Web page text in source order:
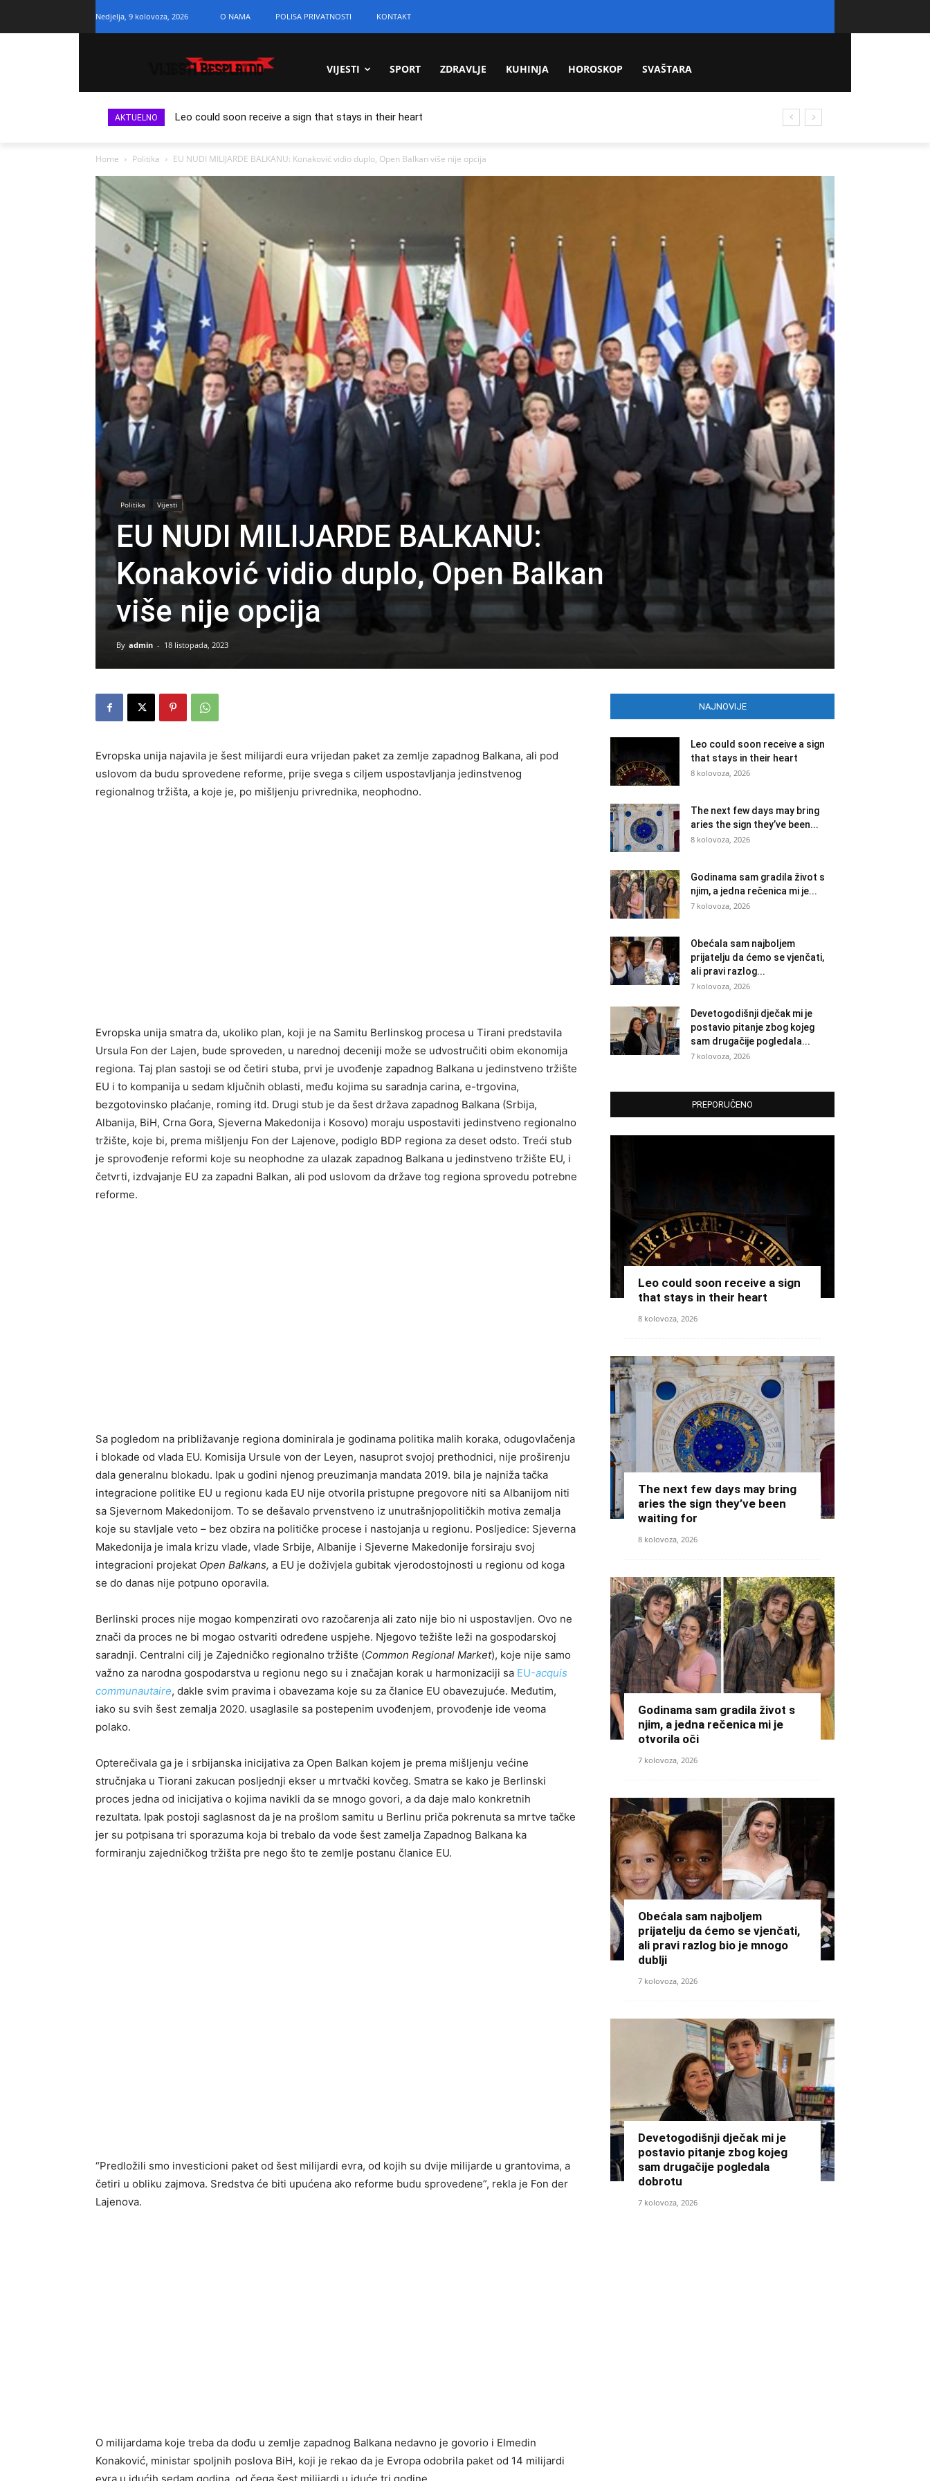
Nedjelja, 9 kolovoza, 2026 O NAMA POLISA PRIVATNOSTI KONTAKT
VIJESTI SPORT ZDRAVLJE KUHINJA HOROSKOP SVAŠTARA
AKTUELNO Leo could soon receive a sign that stays in their heart
Home Politika EU NUDI MILIJARDE BALKANU: Konaković vidio duplo, Open Balkan više nije opcija
Politika Vijesti
EU NUDI MILIJARDE BALKANU:
Konaković vidio duplo, Open Balkan
više nije opcija
By admin - 18 listopada, 2023
Evropska unija najavila je šest milijardi eura vrijedan paket za zemlje zapadnog Balkana, ali pod
uslovom da budu sprovedene reforme, prije svega s ciljem uspostavljanja jedinstvenog
regionalnog tržišta, a koje je, po mišljenju privrednika, neophodno.
Evropska unija smatra da, ukoliko plan, koji je na Samitu Berlinskog procesa u Tirani predstavila
Ursula Fon der Lajen, bude sproveden, u narednoj deceniji može se udvostručiti obim ekonomija
regiona. Taj plan sastoji se od četiri stuba, prvi je uvođenje zapadnog Balkana u jedinstveno tržište
EU i to kompanija u sedam ključnih oblasti, među kojima su saradnja carina, e-trgovina,
bezgotovinsko plaćanje, roming itd. Drugi stub je da šest država zapadnog Balkana (Srbija,
Albanija, BiH, Crna Gora, Sjeverna Makedonija i Kosovo) moraju uspostaviti jedinstveno regionalno
tržište, koje bi, prema mišljenju Fon der Lajenove, podiglo BDP regiona za deset odsto. Treći stub
je sprovođenje reformi koje su neophodne za ulazak zapadnog Balkana u jedinstveno tržište EU, i
četvrti, izdvajanje EU za zapadni Balkan, ali pod uslovom da države tog regiona sprovedu potrebne
reforme.
Sa pogledom na približavanje regiona dominirala je godinama politika malih koraka, odugovlačenja
i blokade od vlada EU. Komisija Ursule von der Leyen, nasuprot svojoj prethodnici, nije proširenju
dala generalnu blokadu. Ipak u godini njenog preuzimanja mandata 2019. bila je najniža tačka
integracione politike EU u regionu kada EU nije otvorila pristupne pregovore niti sa Albanijom niti
sa Sjevernom Makedonijom. To se dešavalo prvenstveno iz unutrašnjopolitičkih motiva zemalja
koje su stavljale veto – bez obzira na političke procese i nastojanja u regionu. Posljedice: Sjeverna
Makedonija je imala krizu vlade, vlade Srbije, Albanije i Sjeverne Makedonije forsiraju svoj
integracioni projekat Open Balkans, a EU je doživjela gubitak vjerodostojnosti u regionu od koga
se do danas nije potpuno oporavila.
Berlinski proces nije mogao kompenzirati ovo razočarenja ali zato nije bio ni uspostavljen. Ovo ne
znači da proces ne bi mogao ostvariti određene uspjehe. Njegovo težište leži na gospodarskoj
saradnji. Centralni cilj je Zajedničko regionalno tržište (Common Regional Market), koje nije samo
važno za narodna gospodarstva u regionu nego su i značajan korak u harmonizaciji sa EU-acquis
communautaire, dakle svim pravima i obavezama koje su za članice EU obavezujuće. Međutim,
iako su svih šest zemalja 2020. usaglasile sa postepenim uvođenjem, provođenje ide veoma
polako.
Opterečivala ga je i srbijanska inicijativa za Open Balkan kojem je prema mišljenju većine
stručnjaka u Tiorani zakucan posljednji ekser u mrtvački kovčeg. Smatra se kako je Berlinski
proces jedna od inicijativa o kojima navikli da se mnogo govori, a da daje malo konkretnih
rezultata. Ipak postoji saglasnost da je na prošlom samitu u Berlinu priča pokrenuta sa mrtve tačke
jer su potpisana tri sporazuma koja bi trebalo da vode šest zamelja Zapadnog Balkana ka
formiranju zajedničkog tržišta pre nego što te zemlje postanu članice EU.
“Predložili smo investicioni paket od šest milijardi evra, od kojih su dvije milijarde u grantovima, a
četiri u obliku zajmova. Sredstva će biti upućena ako reforme budu sprovedene”, rekla je Fon der
Lajenova.
O milijardama koje treba da dođu u zemlje zapadnog Balkana nedavno je govorio i Elmedin
Konaković, ministar spoljnih poslova BiH, koji je rekao da je Evropa odobrila paket od 14 milijardi
NAJNOVIJE
Leo could soon receive a sign
that stays in their heart
8 kolovoza, 2026
The next few days may bring
aries the sign they’ve been...
8 kolovoza, 2026
Godinama sam gradila život s
njim, a jedna rečenica mi je...
7 kolovoza, 2026
Obećala sam najboljem
prijatelju da ćemo se vjenčati,
ali pravi razlog...
7 kolovoza, 2026
Devetogodišnji dječak mi je
postavio pitanje zbog kojeg
sam drugačije pogledala...
7 kolovoza, 2026
PREPORUČENO
Leo could soon receive a sign
that stays in their heart
8 kolovoza, 2026
The next few days may bring
aries the sign they’ve been
waiting for
8 kolovoza, 2026
Godinama sam gradila život s
njim, a jedna rečenica mi je
otvorila oči
7 kolovoza, 2026
Obećala sam najboljem
prijatelju da ćemo se vjenčati,
ali pravi razlog bio je mnogo
dublji
7 kolovoza, 2026
Devetogodišnji dječak mi je
postavio pitanje zbog kojeg
sam drugačije pogledala
dobrotu
7 kolovoza, 2026